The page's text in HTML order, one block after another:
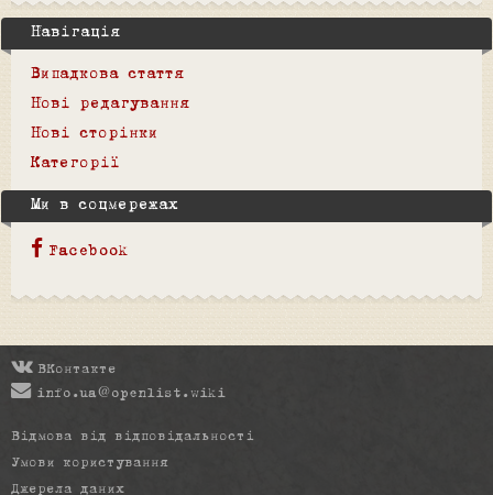
Навігація
Випадкова стаття
Нові редагування
Нові сторінки
Категорії
Ми в соцмережах
Facebook
ВКонтакте
info.ua@openlist.wiki
Відмова від відповідальності
Умови користування
Джерела даних